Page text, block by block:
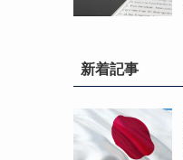
新着記事